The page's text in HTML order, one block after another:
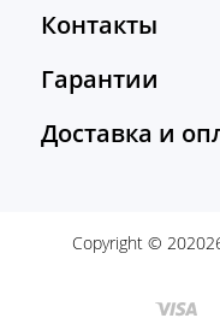
Контакты
Гарантии
Доставка и
Copyright ©